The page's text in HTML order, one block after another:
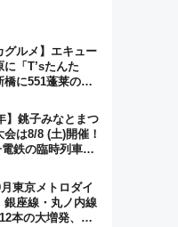
グルメ】エキュー
に「T’sたんた
に551蓬莱の
ス専門店「肉とた
グルメ続々登場！
8月】
】銚子みなとまつ
会は8/8 (土)開催！
鉄の臨時列車や
の大迫力＆屋台
東京メトロダイ
銀座線・丸ノ内線
本の大増発、混